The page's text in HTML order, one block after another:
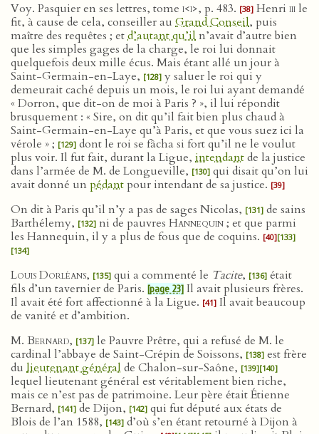
Voy. Pasquier en ses lettres, tome i<i>, p. 483. [38] Henri iiile
fit, à cause de cela, conseiller au Grand Conseil, puis
maître des requêtes ; etd’autant qu’iln’avait d’autre bien
que les simples gages de la charge, le roi lui donnait
quelquefois deux mille écus. Mais étant allé un jour à
Saint-Germain-en-Laye, [128] y saluer le roi qui y
demeurait caché depuis un mois, le roi lui ayant demandé
« Dorron, que dit-on de moi à Paris ? », il lui répondit
brusquement : « Sire, on dit qu’il fait bien plus chaud à
Saint-Germain-en-Laye qu’à Paris, et que vous suez ici la
vérole » ; [129] dont le roi se fâcha si fort qu’il ne le voulut
plus voir. Il fut fait, durant la Ligue, intendantde la justice
dans l’armée de M. de Longueville, [130] qui disait qu’on lui
avait donné un pédantpour intendant de sa justice. [39]
On dit à Paris qu’il n’y a pas de sages Nicolas, [131] de sains
Barthélemy, [132] ni de pauvres Hannequin; et que parmi
les Hannequin, il y a plus de fous que de coquins. [40][133]
[134]
Louis Dorléans, [135] qui a commenté le Tacite, [136] était
fils d’un tavernier de Paris. [page 23] Il avait plusieurs frères.
Il avait été fort affectionné à la Ligue. [41] Il avait beaucoup
de vanité et d’ambition.
M. Bernard, [137] le Pauvre Prêtre, qui a refusé de M. le
cardinal l’abbaye de Saint-Crépin de Soissons, [138] est frère
du lieutenant général de Chalon-sur-Saône, [139][140]
lequel lieutenant général est véritablement bien riche,
mais ce n’est pas de patrimoine. Leur père était Étienne
Bernard, [141] de Dijon, [142] qui fut député aux états de
Blois de l’an 1588, [143] d’où s’en étant retourné à Dijon à